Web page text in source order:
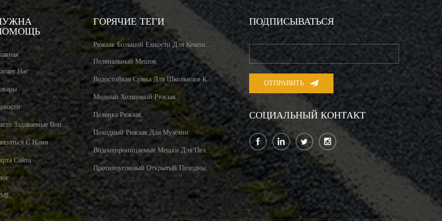
Нас
Часто Задаваемые Вопросы
С Нами
Сайта
ГОРЯЧИЕ ТЕГИ
Рюкзак Большой Емкости Для Кемпинга
Пеленальный Мешок
Водостойкая Сумка Для Школьного Компьютера
Модный Холщовый Рюкзак
Пеленка Рюкзак
Походный Рюкзак Для Мужчин
Водонепроницаемые Мешки Для Пеленок
Противоугонный Открытый Походный Рюкзак
ПОДПИСЫВАТЬСЯ
СОЦИАЛЬНЫЙ КОНТАКТ